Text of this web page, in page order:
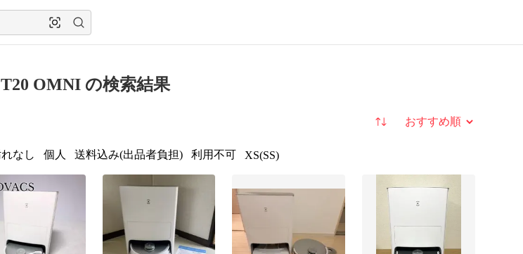
OMNI の検索結果
並び替え
なし 個人 送料込み(出品者負担) 利用不可 XS(SS)